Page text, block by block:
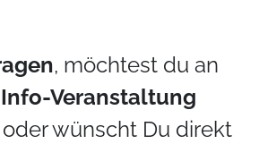
, möchtest du an
Info-Veranstaltung
wünscht Du direkt